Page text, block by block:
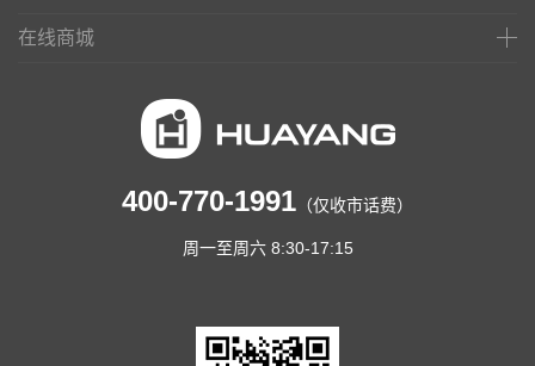
在线商城
400-770-1991 （仅收市话费）
周一至周六 8:30-17:15